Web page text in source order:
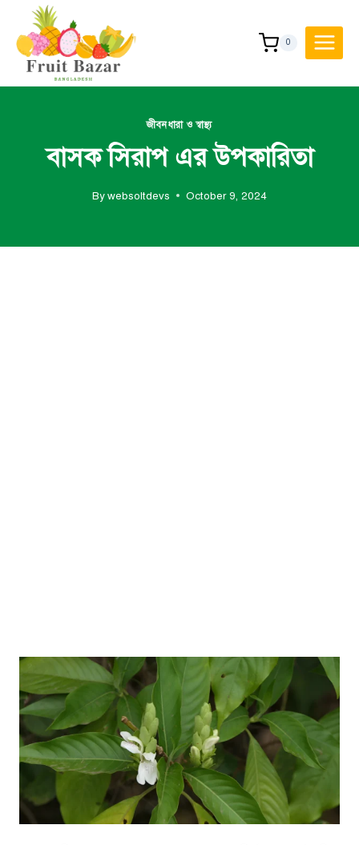
content
0
জীবনধারা ও স্বাস্থ্য
বাসক সিরাপ এর উপকারিতা
Bywebsoltdevs October 9, 2024